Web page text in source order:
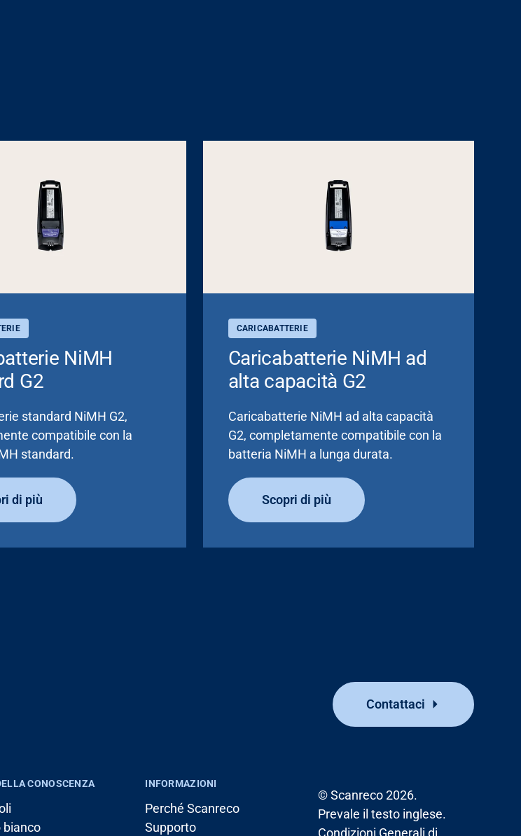
NiMH
G2
standard NiMH G2,
compatibile con la
standard.
di più
CARICABATTERIE
Caricabatterie NiMH ad
alta capacità G2
Caricabatterie NiMH ad alta capacità
G2, completamente compatibile con la
batteria NiMH a lunga durata.
Scopri di più
Contattaci
CONOSCENZA
bianco
INFORMAZIONI
Perché Scanreco
Supporto
© Scanreco 2026.
Prevale il testo inglese.
Condizioni Generali di